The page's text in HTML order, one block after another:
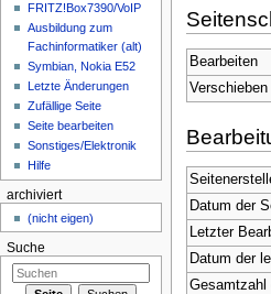
Bearbeiten
Verschieben
Datum der
Letzter
Datum der
Gesamtzahl
FRITZ!Box7390/VoIP
Ausbildung zum
Fachinformatiker (alt)
Symbian, Nokia E52
Letzte Änderungen
Zufällige Seite
Seite bearbeiten
Sonstiges/Elektronik
Hilfe
archiviert
(nicht eigen)
Suche